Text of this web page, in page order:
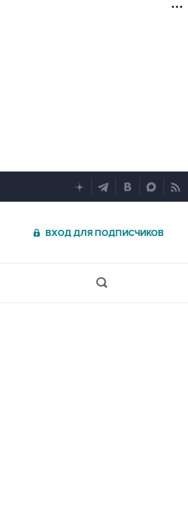
ВХОД ДЛЯ ПОДПИСЧИКОВ